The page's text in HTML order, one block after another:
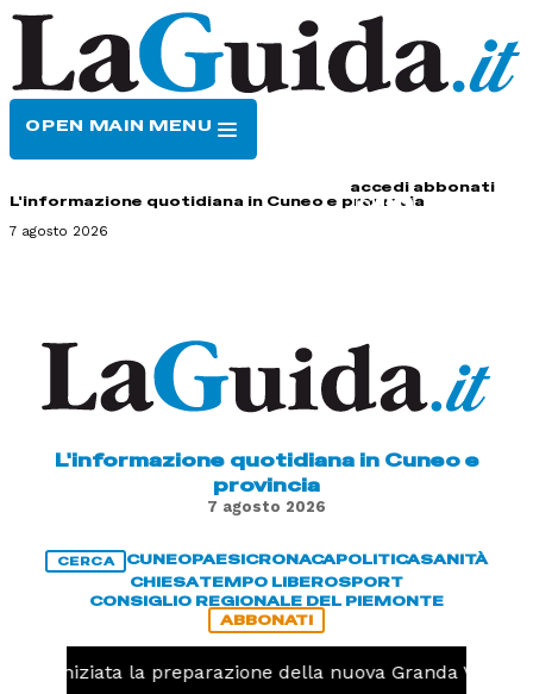
OPEN MAIN MENU
accedi abbonati
L'informazione quotidiana in Cuneo e provincia
7 agosto 2026
L'informazione quotidiana in Cuneo e
provincia
7 agosto 2026
CERCA CUNEOPAESICRONACAPOLITICASANITÀ
CHIESATEMPO LIBEROSPORT
CONSIGLIO REGIONALE DEL PIEMONTE
ABBONATI
iniziata la preparazione della nuova Granda Volley